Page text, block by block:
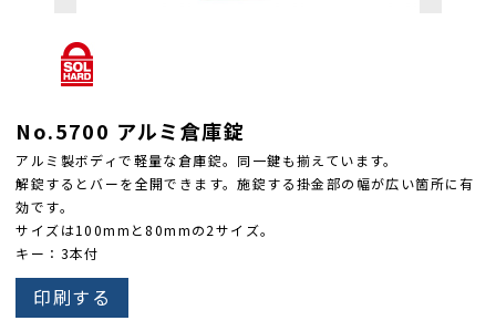
No.5700 アルミ倉庫錠
アルミ製ボディで軽量な倉庫錠。同一鍵も揃えています。
解錠するとバーを全開できます。施錠する掛金部の幅が広い箇所に有
効です。
サイズは100mmと80mmの2サイズ。
キー：3本付
印刷する